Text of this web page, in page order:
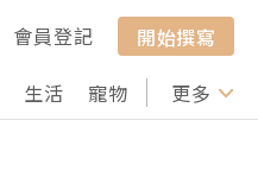
會員登記
開始撰寫
生活 寵物 行山 打卡
更多